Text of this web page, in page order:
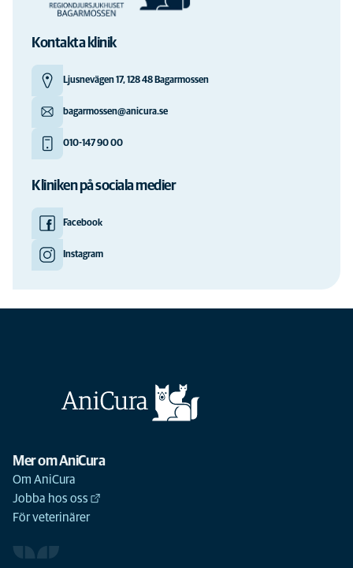
Kontakta klinik
Ljusnevägen 17, 128 48 Bagarmossen
bagarmossen@anicura.se
010-147 90 00
Kliniken på sociala medier
Facebook
Instagram
Mer om AniCura
Om AniCura
Jobba hos oss
För veterinärer